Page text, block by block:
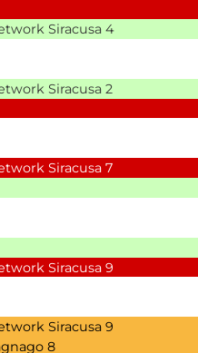
Siracusa 4
Siracusa 2
Siracusa 7
Siracusa 9
Siracusa 9
8